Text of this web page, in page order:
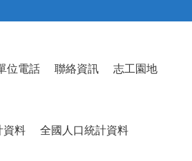
位電話 聯絡資訊 志工園地
資料 全國人口統計資料